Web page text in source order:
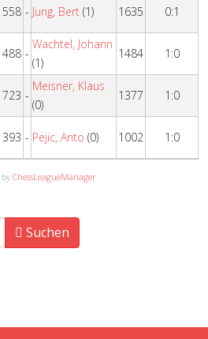
- Jung, Bert (1) 1635 0:1
-
Wachtel, Johann
(1)
1484 1:0
-
Meisner, Klaus
(0)
1377 1:0
- Pejic, Anto (0) 1002 1:0
ChessLeagueManager
Suchen